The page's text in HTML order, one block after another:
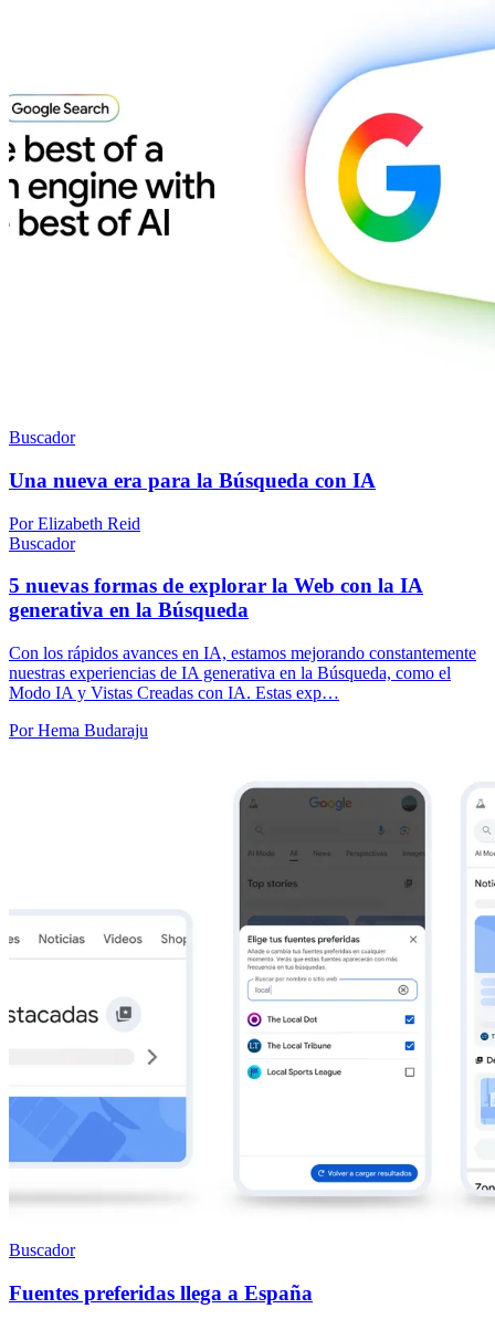
Buscador
Una nueva era para la Búsqueda con IA
Por Elizabeth Reid
Buscador
5 nuevas formas de explorar la Web con la IA
generativa en la Búsqueda
Con los rápidos avances en IA, estamos mejorando constantemente
nuestras experiencias de IA generativa en la Búsqueda, como el
Modo IA y Vistas Creadas con IA. Estas exp…
Por Hema Budaraju
Buscador
Fuentes preferidas llega a España